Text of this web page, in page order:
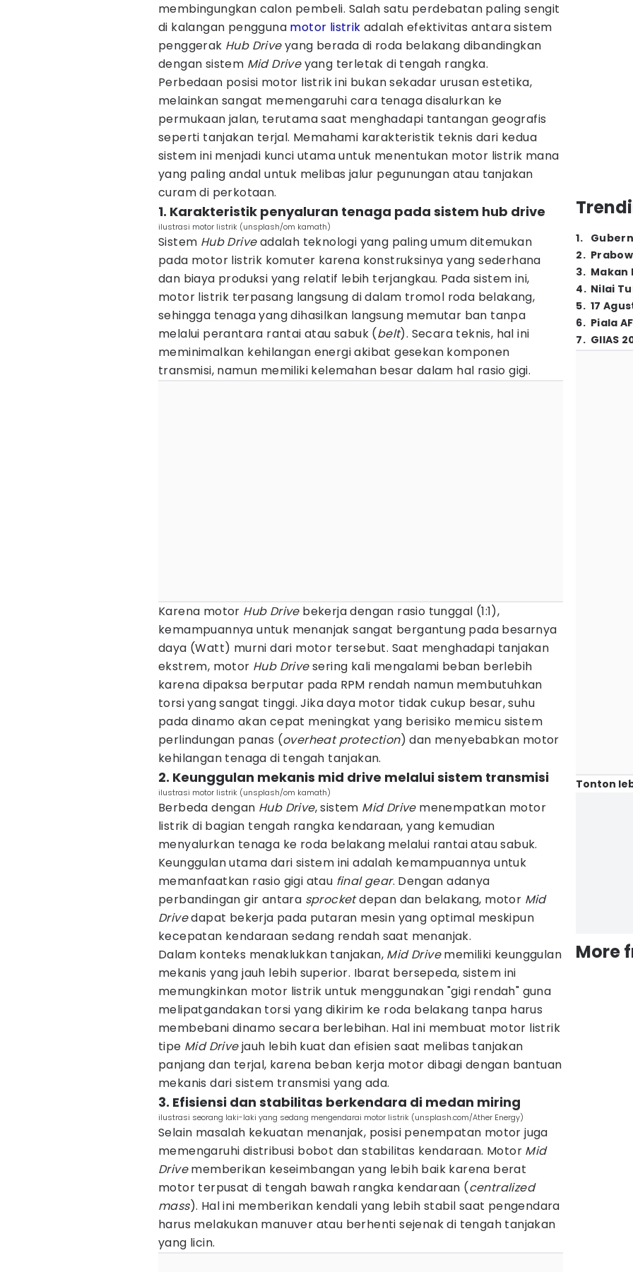
membingungkan calon pembeli. Salah satu perdebatan paling sengit
di kalangan pengguna motor listrik adalah efektivitas antara sistem
penggerak Hub Driveyang berada di roda belakang dibandingkan
dengan sistem Mid Driveyang terletak di tengah rangka.
Perbedaan posisi motor listrik ini bukan sekadar urusan estetika,
melainkan sangat memengaruhi cara tenaga disalurkan ke
permukaan jalan, terutama saat menghadapi tantangan geografis
seperti tanjakan terjal. Memahami karakteristik teknis dari kedua
sistem ini menjadi kunci utama untuk menentukan motor listrik mana
yang paling andal untuk melibas jalur pegunungan atau tanjakan
curam di perkotaan.
1. Karakteristik penyaluran tenaga pada sistem hub drive
ilustrasi motor listrik (unsplash/om kamath)
Sistem Hub Driveadalah teknologi yang paling umum ditemukan
pada motor listrik komuter karena konstruksinya yang sederhana
dan biaya produksi yang relatif lebih terjangkau. Pada sistem ini,
motor listrik terpasang langsung di dalam tromol roda belakang,
sehingga tenaga yang dihasilkan langsung memutar ban tanpa
melalui perantara rantai atau sabuk (belt). Secara teknis, hal ini
meminimalkan kehilangan energi akibat gesekan komponen
transmisi, namun memiliki kelemahan besar dalam hal rasio gigi.
Karena motor Hub Drivebekerja dengan rasio tunggal (1:1),
kemampuannya untuk menanjak sangat bergantung pada besarnya
daya (Watt) murni dari motor tersebut. Saat menghadapi tanjakan
ekstrem, motor Hub Drivesering kali mengalami beban berlebih
karena dipaksa berputar pada RPM rendah namun membutuhkan
torsi yang sangat tinggi. Jika daya motor tidak cukup besar, suhu
pada dinamo akan cepat meningkat yang berisiko memicu sistem
perlindungan panas (overheat protection) dan menyebabkan motor
kehilangan tenaga di tengah tanjakan.
2. Keunggulan mekanis mid drive melalui sistem transmisi
ilustrasi motor listrik (unsplash/om kamath)
Berbeda dengan Hub Drive, sistem Mid Drivemenempatkan motor
listrik di bagian tengah rangka kendaraan, yang kemudian
menyalurkan tenaga ke roda belakang melalui rantai atau sabuk.
Keunggulan utama dari sistem ini adalah kemampuannya untuk
memanfaatkan rasio gigi atau final gear. Dengan adanya
perbandingan gir antara sprocketdepan dan belakang, motor Mid
Drivedapat bekerja pada putaran mesin yang optimal meskipun
kecepatan kendaraan sedang rendah saat menanjak.
Dalam konteks menaklukkan tanjakan, Mid Drivememiliki keunggulan
mekanis yang jauh lebih superior. Ibarat bersepeda, sistem ini
memungkinkan motor listrik untuk menggunakan "gigi rendah" guna
melipatgandakan torsi yang dikirim ke roda belakang tanpa harus
membebani dinamo secara berlebihan. Hal ini membuat motor listrik
tipe Mid Drivejauh lebih kuat dan efisien saat melibas tanjakan
panjang dan terjal, karena beban kerja motor dibagi dengan bantuan
mekanis dari sistem transmisi yang ada.
3. Efisiensi dan stabilitas berkendara di medan miring
ilustrasi seorang laki-laki yang sedang mengendarai motor listrik (unsplash.com/Ather Energy)
Selain masalah kekuatan menanjak, posisi penempatan motor juga
memengaruhi distribusi bobot dan stabilitas kendaraan. Motor Mid
Drivememberikan keseimbangan yang lebih baik karena berat
motor terpusat di tengah bawah rangka kendaraan (centralized
mass). Hal ini memberikan kendali yang lebih stabil saat pengendara
harus melakukan manuver atau berhenti sejenak di tengah tanjakan
yang licin.
1.
2.
3. Makan
4. Nilai
5. 17
6. Piala
7. GIIAS
Tonton
More